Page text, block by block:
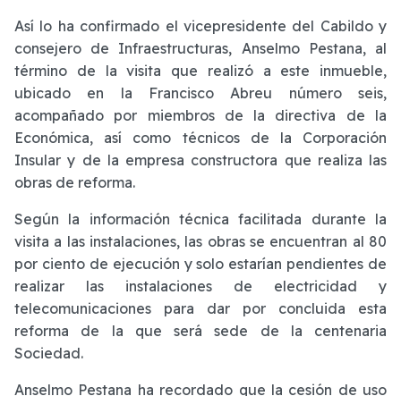
Así lo ha confirmado el vicepresidente del Cabildo y
consejero de Infraestructuras, Anselmo Pestana, al
término de la visita que realizó a este inmueble,
ubicado en la Francisco Abreu número seis,
acompañado por miembros de la directiva de la
Económica, así como técnicos de la Corporación
Insular y de la empresa constructora que realiza las
obras de reforma.
Según la información técnica facilitada durante la
visita a las instalaciones, las obras se encuentran al 80
por ciento de ejecución y solo estarían pendientes de
realizar las instalaciones de electricidad y
telecomunicaciones para dar por concluida esta
reforma de la que será sede de la centenaria
Sociedad.
Anselmo Pestana ha recordado que la cesión de uso